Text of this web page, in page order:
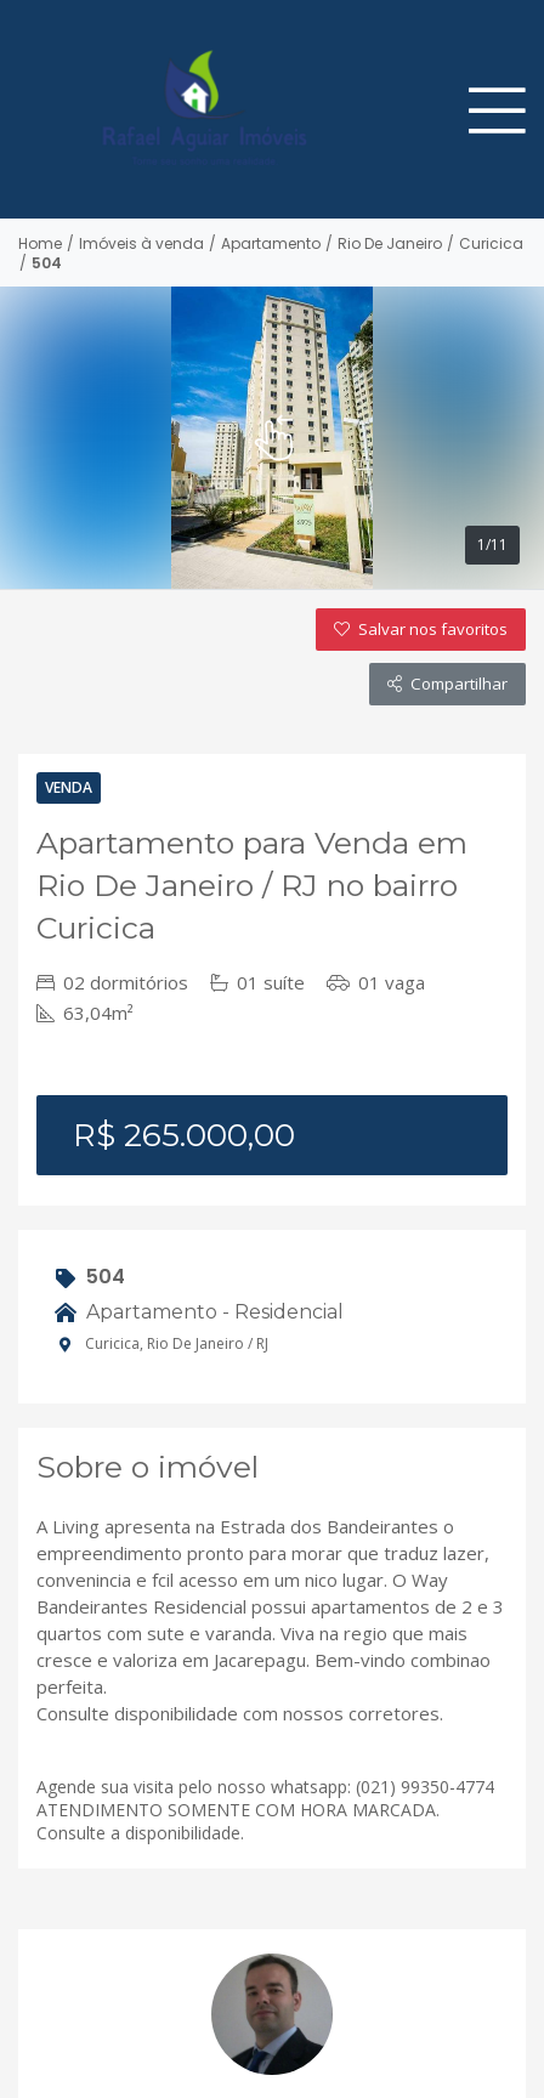
Home / Imóveis à venda / Apartamento / Rio De Janeiro / Curicica
/ 504
1/11
Salvar nos favoritos
Compartilhar
VENDA
Apartamento para Venda em
Rio De Janeiro / RJ no bairro
Curicica
02 dormitórios 01 suíte
01 vaga
63,04m²
R$ 265.000,00
504
Apartamento - Residencial
Curicica, Rio De Janeiro / RJ
Sobre o imóvel
A Living apresenta na Estrada dos Bandeirantes o
empreendimento pronto para morar que traduz lazer,
convenincia e fcil acesso em um nico lugar. O Way
Bandeirantes Residencial possui apartamentos de 2 e 3
quartos com sute e varanda. Viva na regio que mais
cresce e valoriza em Jacarepagu. Bem-vindo combinao
perfeita.
Consulte disponibilidade com nossos corretores.
Agende sua visita pelo nosso whatsapp: (021) 99350-4774
ATENDIMENTO SOMENTE COM HORA MARCADA.
Consulte a disponibilidade.